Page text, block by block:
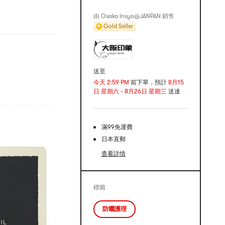
由 Osaka Insyo@JANPAN 銷售
Gold Seller
送至
今天 2:59 PM 前下單，預計 8月15
日 星期六 - 8月26日 星期三 送達
滿99免運費
日本直郵
查看詳情
標籤
防曬護理